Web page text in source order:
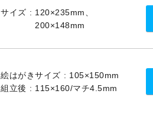
サイズ
120×235mm、
200×148mm
絵はがきサイズ
105×150mm
組立後
115×160/マチ4.5mm